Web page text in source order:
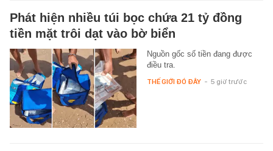
Phát hiện nhiều túi bọc chứa 21 tỷ đồng
tiền mặt trôi dạt vào bờ biển
Nguồn gốc số tiền đang được
điều tra.
THẾ GIỚI ĐÓ ĐÂY - 5 giờ trước